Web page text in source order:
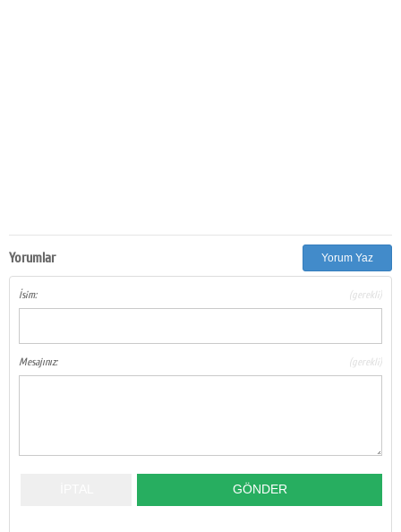
Yorumlar Yorum Yaz
İsim: (gerekli)
Mesajınız: (gerekli)